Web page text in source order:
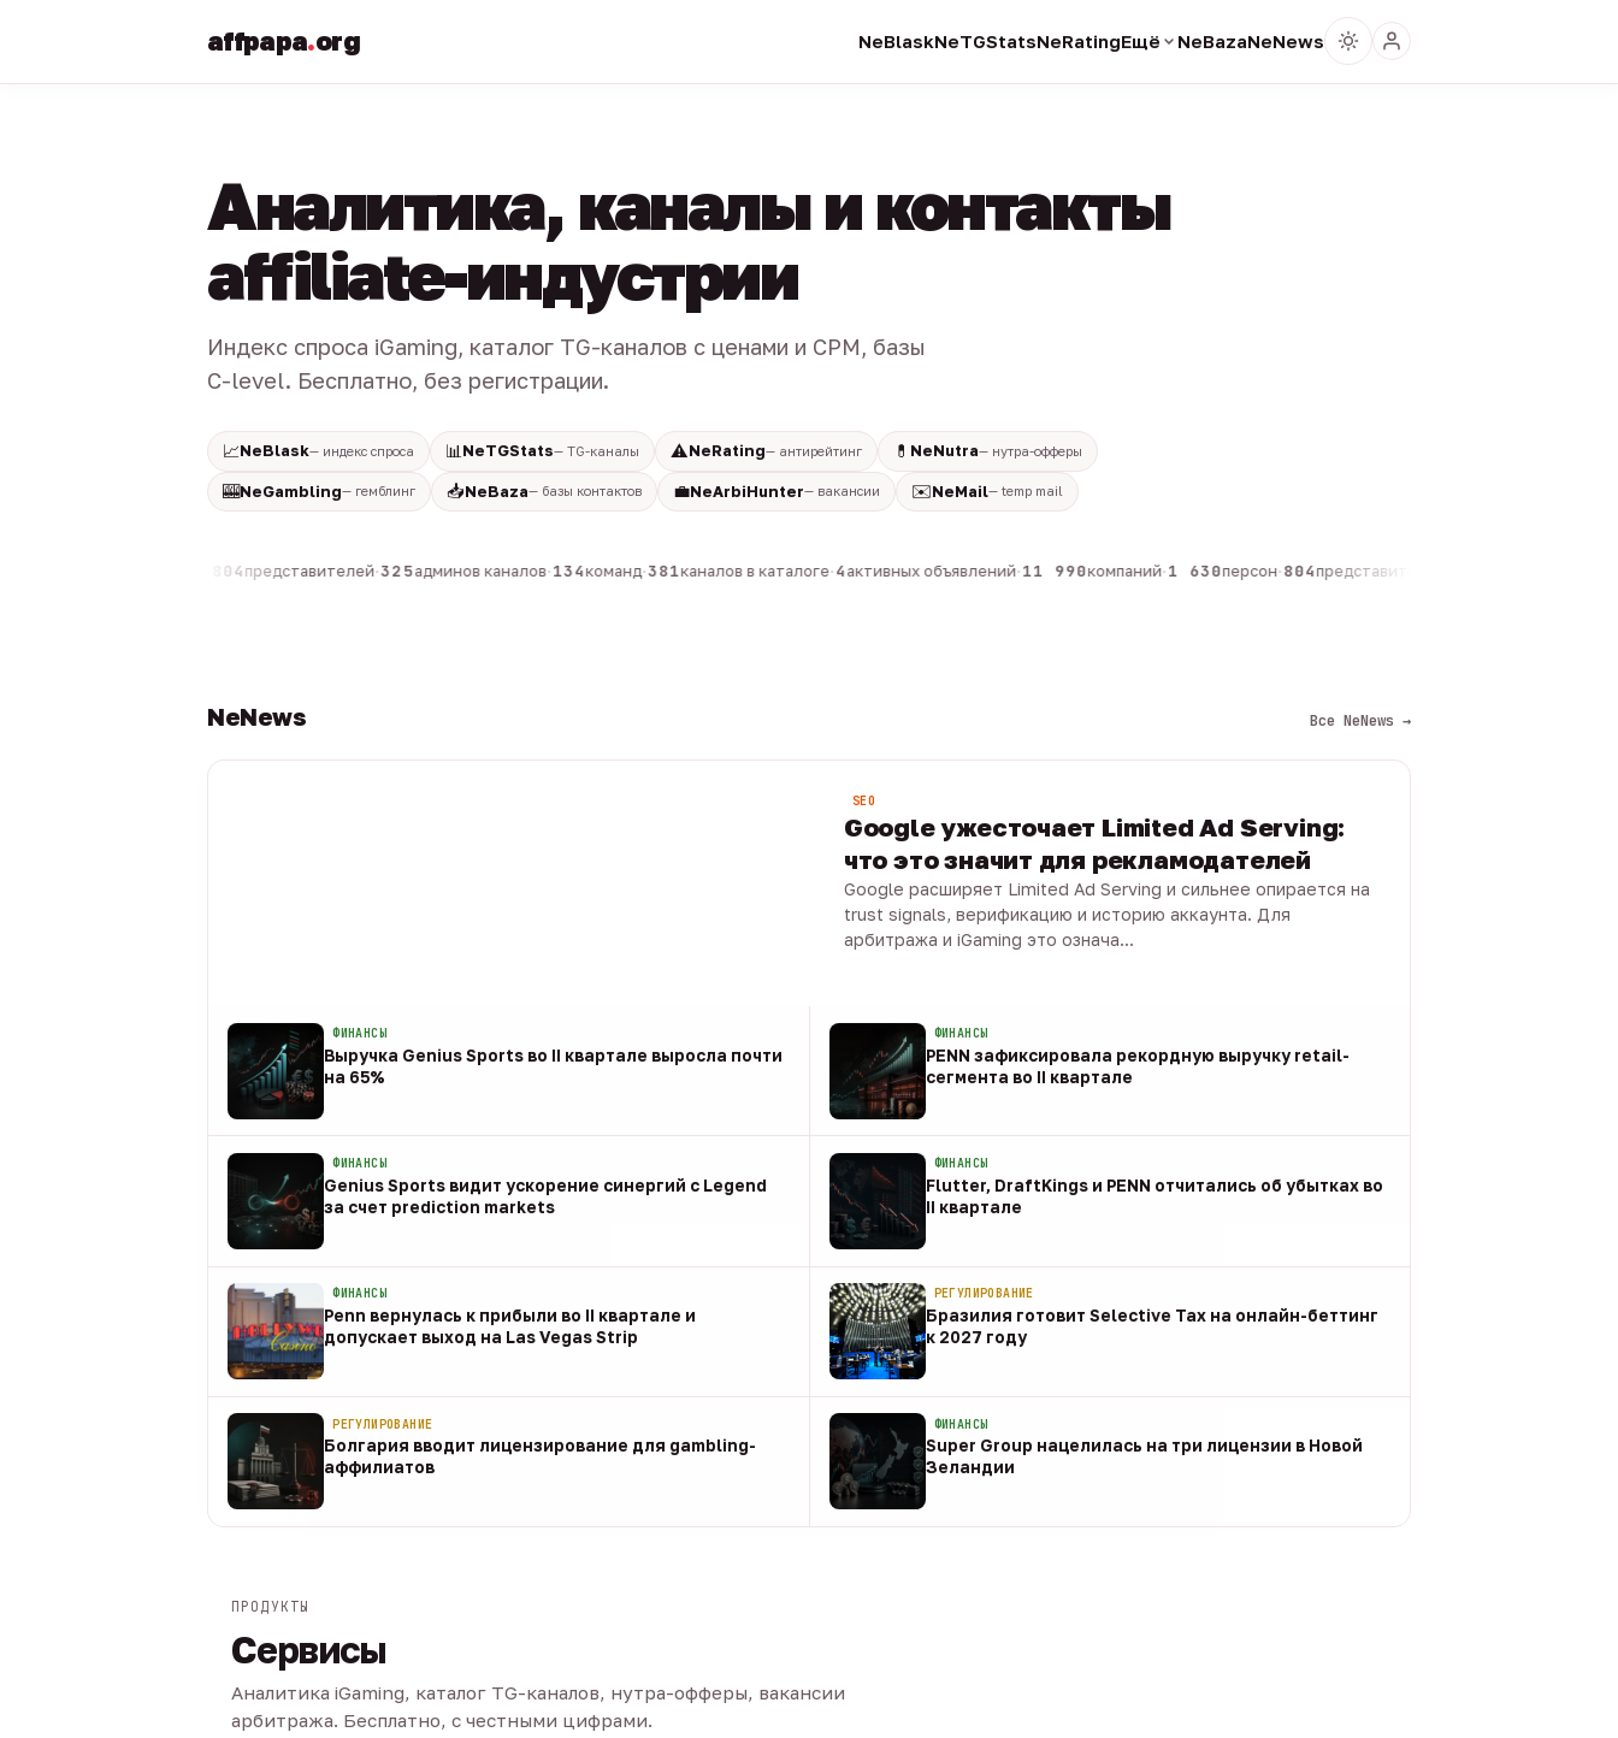
affpapa.org NeBlaskNeTGStatsNeRatingЕщё NeBazaNeNews
Аналитика, каналы и контакты
affiliate-индустрии
Индекс спроса iGaming, каталог TG-каналов с ценами и CPM, базы
C-level. Бесплатно, без регистрации.
📈NeBlask— индекс спроса 📊 NeTGStats— TG-каналы ⚠️NeRating— антирейтинг 💊 NeNutra— нутра-офферы
🎰NeGambling— гемблинг 📥NeBaza— базы контактов 💼NeArbiHunter— вакансии ✉️NeMail— temp mail
804представителей·325админов каналов·134команд·381каналов в каталоге·4активных объявлений·11 990компаний·1 630персон·804представителей
NeNews Все NeNews →
SEO
Google ужесточает Limited Ad Serving:
что это значит для рекламодателей
Google расширяет Limited Ad Serving и сильнее опирается на
trust signals, верификацию и историю аккаунта. Для
арбитража и iGaming это означа...
ФИНАНСЫ
Выручка Genius Sports во II квартале выросла почти
на 65%
ФИНАНСЫ
PENN зафиксировала рекордную выручку retail-
сегмента во II квартале
08 авг
ФИНАНСЫ
Genius Sports видит ускорение синергий с Legend
за счет prediction markets
ФИНАНСЫ
Flutter, DraftKings и PENN отчитались об убытках во
II квартале
08 авг
ФИНАНСЫ
Penn вернулась к прибыли во II квартале и
допускает выход на Las Vegas Strip
РЕГУЛИРОВАНИЕ
Бразилия готовит Selective Tax на онлайн-беттинг
к 2027 году
08 авг
РЕГУЛИРОВАНИЕ
Болгария вводит лицензирование для gambling-
аффилиатов
ФИНАНСЫ
Super Group нацелилась на три лицензии в Новой
Зеландии
08 авг
ПРОДУКТЫ
Сервисы
Аналитика iGaming, каталог TG-каналов, нутра-офферы, вакансии
арбитража. Бесплатно, с честными цифрами.